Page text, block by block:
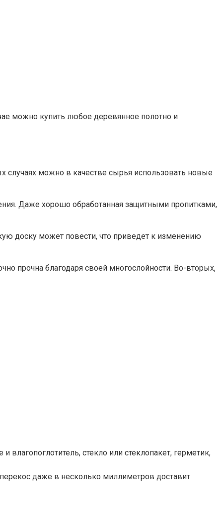
можно купить любое деревянное полотно и
можно в качестве сырья использовать новые
Даже хорошо обработанная защитными пропитками,
доску может повести, что приведет к изменению
прочна благодаря своей многослойности. Во-вторых,
стекло или стеклопакет, герметик,
даже в несколько миллиметров доставит